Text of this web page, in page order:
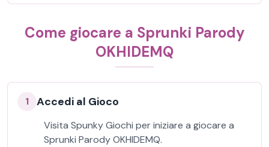
Come giocare a Sprunki Parody
OKHIDEMQ
1 Accedi al Gioco
Visita Spunky Giochi per iniziare a giocare a
Sprunki Parody OKHIDEMQ.